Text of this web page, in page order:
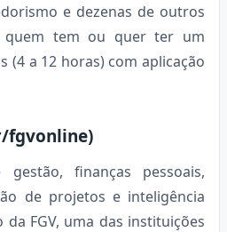
e dezenas de outros
quem tem ou quer ter um
(4 a 12 horas) com aplicação
fgvonline)
finanças pessoais,
de projetos e inteligência
FGV, uma das instituições